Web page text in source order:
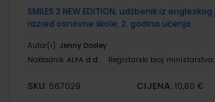
SMILES 2 NEW EDITION; udžbenik iz
razred osnovne škole, 2. godina učenja
Autor(i): Jenny Dooley
Nakladnik: ALFA d.d. Registarski broj ministarstva:
SKU: 567029 CIJENA: 10,80 €